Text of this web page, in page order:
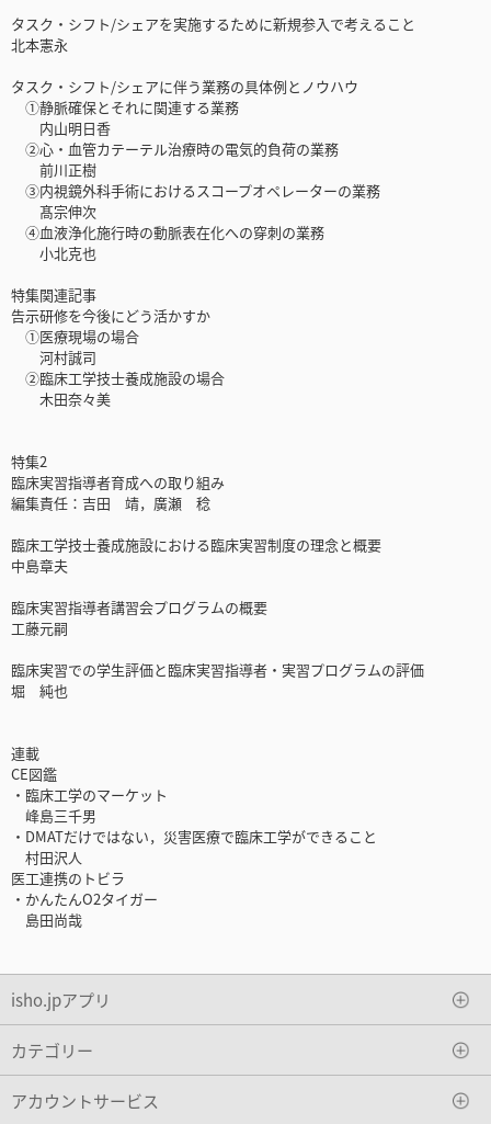
タスク・シフト/シェアを実施するために新規参入で考えること
北本憲永
タスク・シフト/シェアに伴う業務の具体例とノウハウ
①静脈確保とそれに関連する業務
内山明日香
②心・血管カテーテル治療時の電気的負荷の業務
前川正樹
③内視鏡外科手術におけるスコープオペレーターの業務
髙宗伸次
④血液浄化施行時の動脈表在化への穿刺の業務
小北克也
特集関連記事
告示研修を今後にどう活かすか
①医療現場の場合
河村誠司
②臨床工学技士養成施設の場合
木田奈々美
特集2
臨床実習指導者育成への取り組み
編集責任：吉田 靖，廣瀬 稔
臨床工学技士養成施設における臨床実習制度の理念と概要
中島章夫
臨床実習指導者講習会プログラムの概要
工藤元嗣
臨床実習での学生評価と臨床実習指導者・実習プログラムの評価
堀 純也
連載
CE図鑑
・臨床工学のマーケット
峰島三千男
・DMATだけではない，災害医療で臨床工学ができること
村田沢人
医工連携のトビラ
・かんたんO2タイガー
島田尚哉
isho.jpアプリ
カテゴリー
アカウントサービス